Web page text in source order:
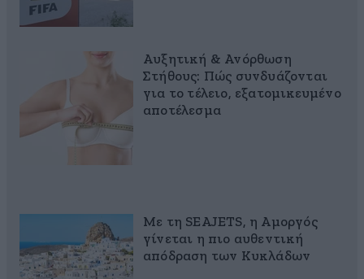
Αυξητική & Ανόρθωση
Στήθους: Πώς συνδυάζονται
για το τέλειο, εξατομικευμένο
αποτέλεσμα
Με τη SEAJETS, η Αμοργός
γίνεται η πιο αυθεντική
απόδραση των Κυκλάδων